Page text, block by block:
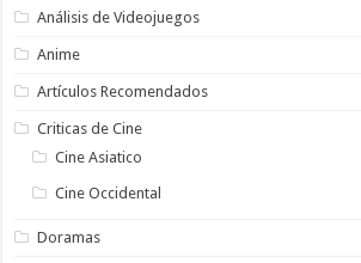
Análisis de Videojuegos
Anime
Artículos Recomendados
Criticas de Cine
Cine Asiatico
Cine Occidental
Doramas